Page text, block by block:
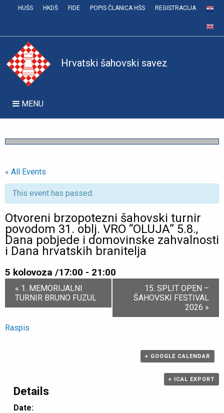
HUŠS HKDŠ FIDE POPIS ČLANICA HŠS REGISTRACIJA
Hrvatski šahovski savez
MENU
« All Events
This event has passed.
Otvoreni brzopotezni šahovski turnir
povodom 31. oblj. VRO “OLUJA” 5.8.,
Dana pobjede i domovinske zahvalnosti
i Dana hrvatskih branitelja
5 kolovoza /17:00 - 21:00
Event
Navigation
« 1. MEMORIJALNI
TURNIR BRUNO FUZUL
15. SPLIT OPEN –
ŠAHOVSKI FESTIVAL
2026 »
Raspis
+ GOOGLE CALENDAR
+ ICAL EXPORT
Details
Date: